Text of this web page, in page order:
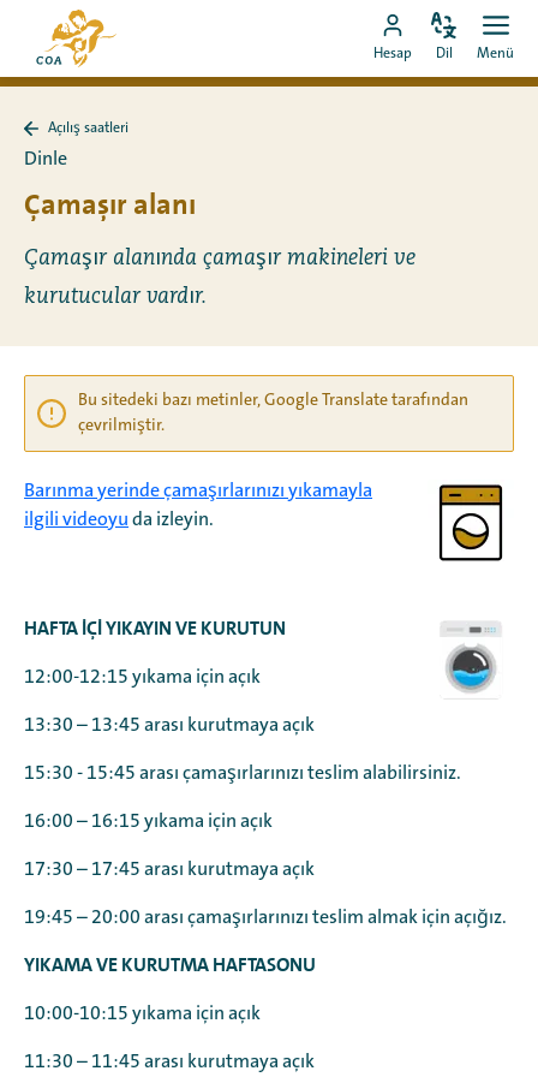
Doğrudan
içeriğe
git
MyCOA
ana
sayfasına
MyCOA
hesabına
Hesap
Dili
Dil
Aç
Menü
Açılış
saatleri
geri
dön
Açılış saatleri
Dinle
Çamaşır alanı
Çamaşır alanında çamaşır makineleri ve
kurutucular vardır.
Bu sitedeki bazı metinler, Google Translate tarafından
çevrilmiştir.
Barınma yerinde çamaşırlarınızı yıkamayla
ilgili videoyu da izleyin.
HAFTA İÇİ YIKAYIN VE KURUTUN
12:00-12:15 yıkama için açık
13:30 – 13:45 arası kurutmaya açık
15:30 - 15:45 arası çamaşırlarınızı teslim alabilirsiniz.
16:00 – 16:15 yıkama için açık
17:30 – 17:45 arası kurutmaya açık
19:45 – 20:00 arası çamaşırlarınızı teslim almak için açığız.
YIKAMA VE KURUTMA HAFTASONU
10:00-10:15 yıkama için açık
11:30 – 11:45 arası kurutmaya açık